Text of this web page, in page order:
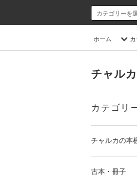
ホーム
チャル
カテゴリ
チャルカの本
古本・冊子